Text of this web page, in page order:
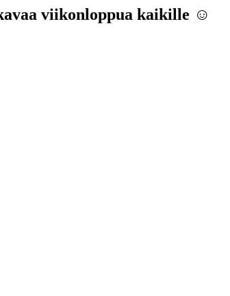
viikonloppua kaikille ☺️